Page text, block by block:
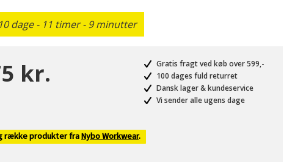
dage - 11 timer - 9 minutter
kr.
Gratis fragt ved køb over 599,-
100 dages fuld returret
Dansk lager & kundeservice
Vi sender alle ugens dage
række produkter fraNybo Workwear.